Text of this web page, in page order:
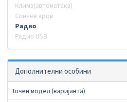
Клима(автоматска)
Сончев кров
Радио
Радио USB
Дополнителни особини
Точен модел (варијанта)